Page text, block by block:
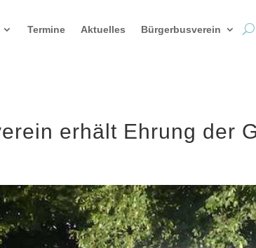
Termine Aktuelles Bürgerbusverein
erhält Ehrung der